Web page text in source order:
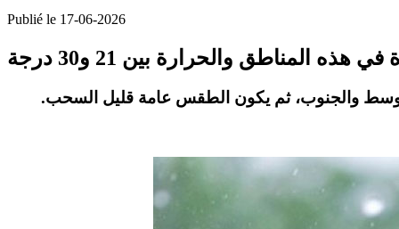
Publié le 17-06-2026
هذه المناطق والحرارة بين 21 و30 درجة
للوسط والجنوب، ثم يكون الطقس عامة قليل السحب.